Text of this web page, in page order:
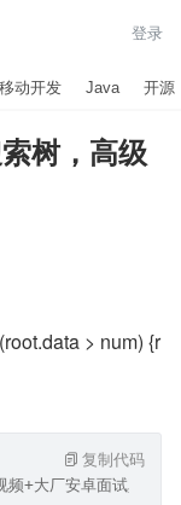
登录
移动开发 Java 开源
树，高级
> num) {r
+大厂安卓面试真题+
复制代码